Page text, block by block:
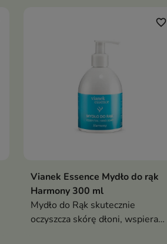
favorite_border
Vianek Essence Mydło do rąk
Harmony 300 ml
Mydło do Rąk skutecznie
oczyszcza skórę dłoni, wspiera